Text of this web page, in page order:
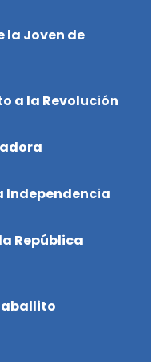
la Joven de
a la Revolución
Independencia
República